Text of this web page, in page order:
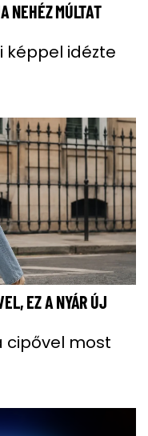
NEHÉZ MÚLTAT
képpel idézte
EZ A NYÁR ÚJ
cipővel most